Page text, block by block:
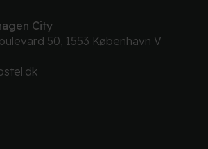
City
50, 1553 København V